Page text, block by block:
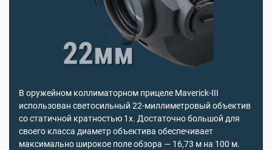
В оружейном коллиматорном прицеле Maverick-III
использован светосильный 22-миллиметровый объектив
со статичной кратностью 1х. Достаточно большой для
своего класса диаметр объектива обеспечивает
максимально широкое поле обзора — 16,73 м на 100 м.